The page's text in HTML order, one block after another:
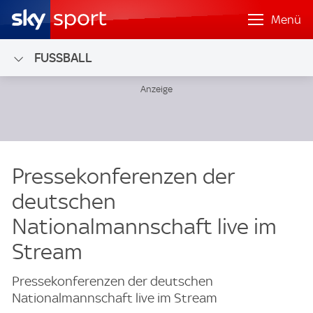
Menü
FUSSBALL
Pressekonferenzen der
deutschen
Nationalmannschaft live im
Stream
Pressekonferenzen der deutschen
Nationalmannschaft live im Stream